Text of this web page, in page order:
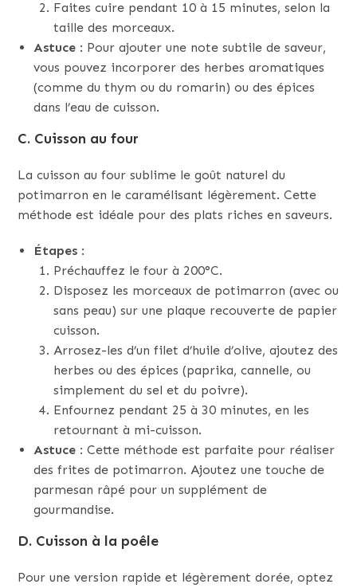
Faites cuire pendant 10 à 15 minutes, selon la
taille des morceaux.
Astuce : Pour ajouter une note subtile de saveur,
vous pouvez incorporer des herbes aromatiques
(comme du thym ou du romarin) ou des épices
dans l’eau de cuisson.
C. Cuisson au four
La cuisson au four sublime le goût naturel du
potimarron en le caramélisant légèrement. Cette
méthode est idéale pour des plats riches en saveurs.
Étapes :
Préchauffez le four à 200°C.
Disposez les morceaux de potimarron (avec ou
sans peau) sur une plaque recouverte de papier
cuisson.
Arrosez-les d’un filet d’huile d’olive, ajoutez des
herbes ou des épices (paprika, cannelle, ou
simplement du sel et du poivre).
Enfournez pendant 25 à 30 minutes, en les
retournant à mi-cuisson.
Astuce : Cette méthode est parfaite pour réaliser
des frites de potimarron. Ajoutez une touche de
parmesan râpé pour un supplément de
gourmandise.
D. Cuisson à la poêle
Pour une version rapide et légèrement dorée, optez